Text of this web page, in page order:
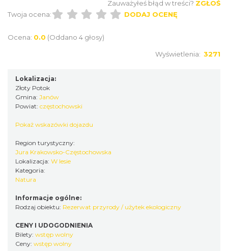
Zauważyłeś błąd w treści? ZGŁOŚ
Twoja ocena:
DODAJ OCENĘ
Ocena: 0.0 (Oddano 4 głosy)
Wyświetlenia: 3271
Lokalizacja:
Złoty Potok
Gmina: Janów
Powiat: częstochowski
Pokaż wskazówki dojazdu
Region turystyczny:
Jura Krakowsko-Częstochowska
Lokalizacja: W lesie
Kategoria:
Natura
Informacje ogólne:
Rodzaj obiektu: Rezerwat przyrody / użytek ekologiczny
CENY I UDOGODNIENIA
Bilety: wstęp wolny
Ceny: wstęp wolny